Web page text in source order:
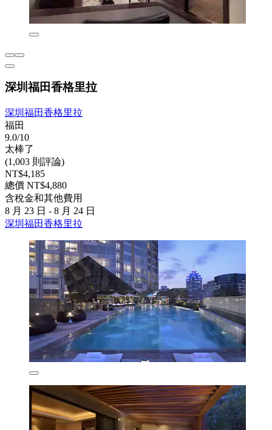
深圳福田香格里拉
深圳福田香格里拉
福田
9.0/10
太棒了
(1,003 則評論)
NT$4,185
總價 NT$4,880
含稅金和其他費用
8 月 23 日 - 8 月 24 日
深圳福田香格里拉